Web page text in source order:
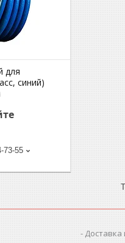
для
синий)
73-55
Доставка